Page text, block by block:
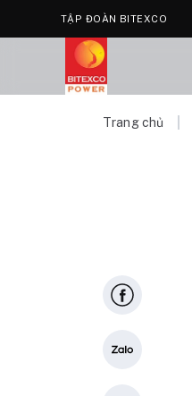
TẬP ĐOÀN BITEXCO
Trang chủ